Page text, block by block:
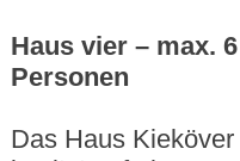
Haus vier – max. 6
Personen
Das Haus Kieköver